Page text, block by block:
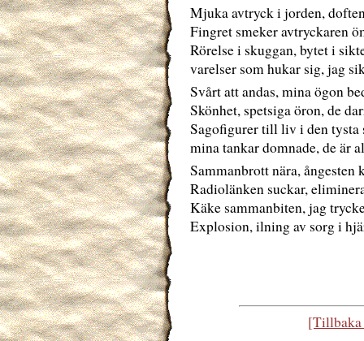
Mjuka avtryck i jorden,
Fingret smeker avtryckaren
Rörelse i skuggan, bytet i
varelser som hukar sig, jag
Svårt att andas, mina ögon
Skönhet, spetsiga öron, de
Sagofigurer till liv i den tysta
mina tankar domnade, de är
Sammanbrott nära, ångesten
Radiolänken suckar,
Käke sammanbiten, jag
Explosion, ilning av sorg i